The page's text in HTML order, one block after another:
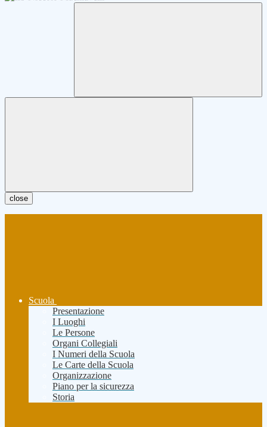
close
Scuola
Presentazione
I Luoghi
Le Persone
Organi Collegiali
I Numeri della Scuola
Le Carte della Scuola
Organizzazione
Piano per la sicurezza
Storia